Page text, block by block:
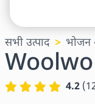
सभी उत्पाद भोजन
4.2 (